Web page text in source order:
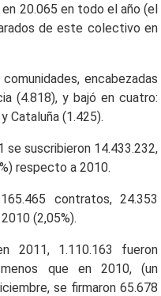
20.065 en todo el año (el
de este colectivo en
encabezadas
(4.818), y bajó en cuatro:
Cataluña (1.425).
suscribieron 14.433.232,
respecto a 2010.
contratos, 24.353
(2,05%).
2011, 1.110.163 fueron
que en 2010, (un
se firmaron 65.678